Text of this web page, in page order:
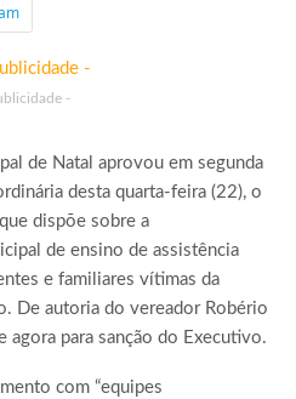
-
de Natal aprovou em segunda
desta quarta-feira (22), o
dispõe sobre a
de ensino de assistência
e familiares vítimas da
De autoria do vereador Robério
agora para sanção do Executivo.
com “equipes